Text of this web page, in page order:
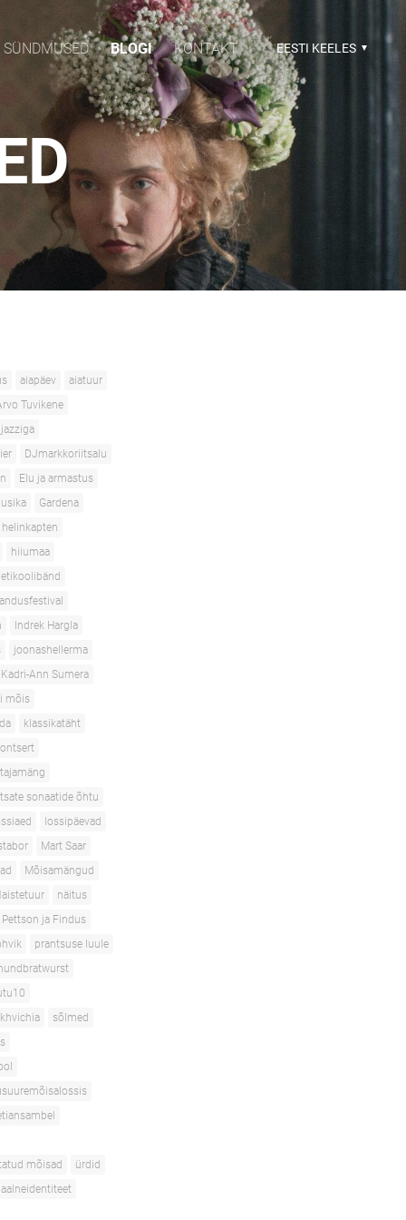
SÜNDMUSED BLOGI KONTAKT EESTI KEELES
aiapäev
aiatuur
Tuvikene
DJmarkkoriitsalu
Elu ja armastus
Gardena
helinkapten
hiiumaa
Indrek Hargla
joonashellerma
Kadri-Ann Sumera
mõis
klassikatäht
sonaatide õhtu
lossipäevad
Mart Saar
Mõisamängud
näitus
Pettson ja Findus
prantsuse luule
sõlmed
mõisad
ürdid